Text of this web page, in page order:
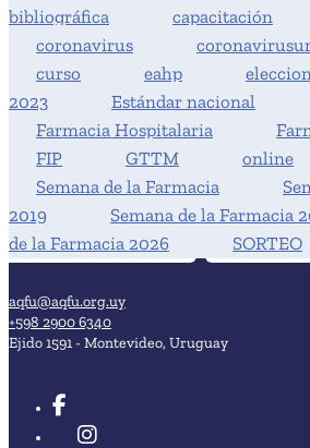
bibliográfica
capacitación
coronavirus
curso
eahp
2023
Estándar nacional
Farmacia Hospitalaria
FIP
GTTM online
Semana de la Farmacia
2019
Semana de la Farmacia
de la Farmacia 2026
SORTEO
aqfu@aqfu.org.uy
+598 2900 6340
Ejido 1591 - Montevideo, Uruguay